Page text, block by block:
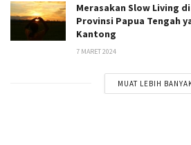
Merasakan Slow Living
Provinsi Papua Tengah
Kantong
7 MARET 2024
MUAT LEBIH